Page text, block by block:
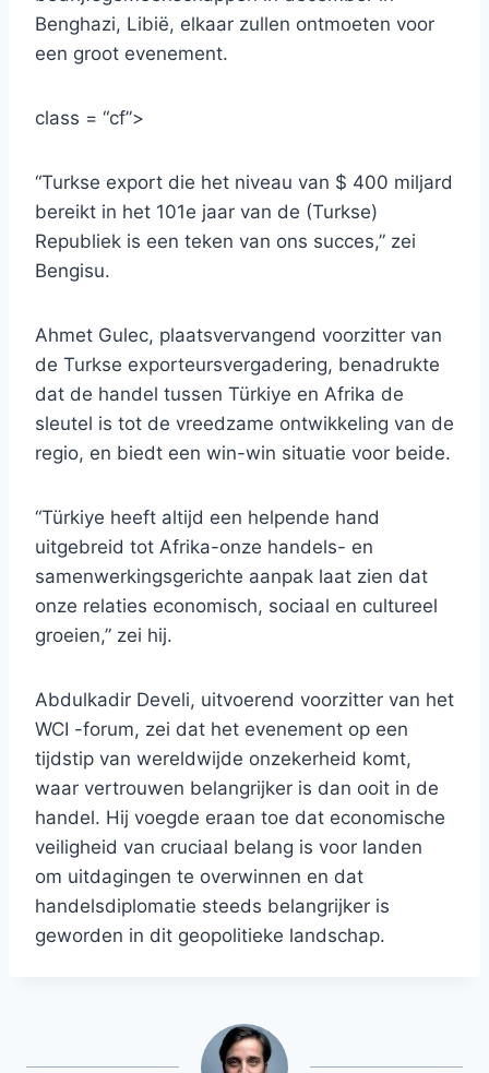
Benghazi, Libië, elkaar zullen ontmoeten voor
een groot evenement.
class = “cf”>
“Turkse export die het niveau van $ 400 miljard
bereikt in het 101e jaar van de (Turkse)
Republiek is een teken van ons succes,” zei
Bengisu.
Ahmet Gulec, plaatsvervangend voorzitter van
de Turkse exporteursvergadering, benadrukte
dat de handel tussen Türkiye en Afrika de
sleutel is tot de vreedzame ontwikkeling van de
regio, en biedt een win-win situatie voor beide.
“Türkiye heeft altijd een helpende hand
uitgebreid tot Afrika-onze handels- en
samenwerkingsgerichte aanpak laat zien dat
onze relaties economisch, sociaal en cultureel
groeien,” zei hij.
Abdulkadir Develi, uitvoerend voorzitter van het
WCI -forum, zei dat het evenement op een
tijdstip van wereldwijde onzekerheid komt,
waar vertrouwen belangrijker is dan ooit in de
handel. Hij voegde eraan toe dat economische
veiligheid van cruciaal belang is voor landen
om uitdagingen te overwinnen en dat
handelsdiplomatie steeds belangrijker is
geworden in dit geopolitieke landschap.